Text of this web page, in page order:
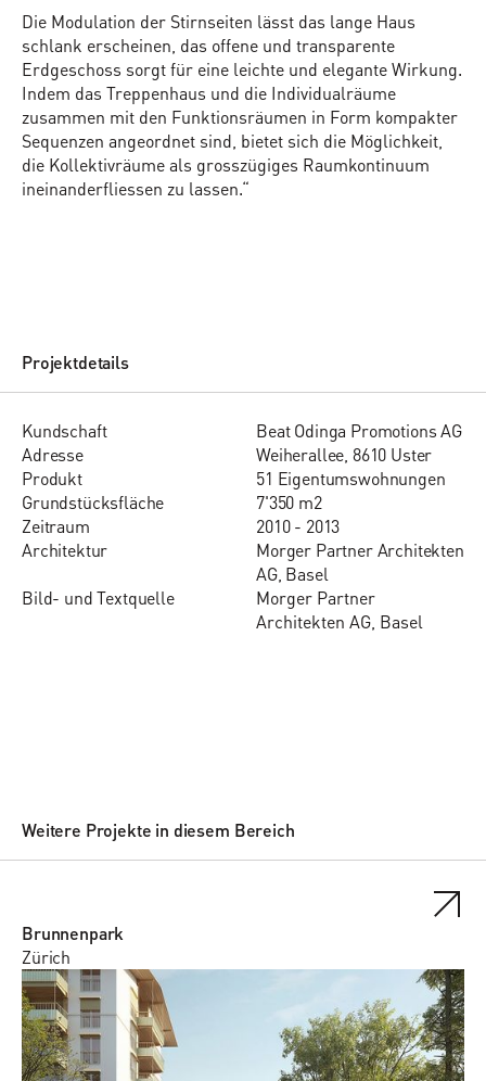
Die Modulation der Stirnseiten lässt das lange Haus
schlank erscheinen, das offene und transparente
Erdgeschoss sorgt für eine leichte und elegante Wirkung.
Indem das Treppenhaus und die Individualräume
zusammen mit den Funktionsräumen in Form kompakter
Sequenzen angeordnet sind, bietet sich die Möglichkeit,
die Kollektivräume als grosszügiges Raumkontinuum
ineinanderfliessen zu lassen.“
Projektdetails
Kund­schaft
Beat Odinga Promotions AG
Adres­se
Weiherallee, 8610 Uster
Pro­dukt
51 Eigentumswohnungen
Grund­stücks­flä­che
7'350 m2
Zeit­raum
2010 - 2013
Ar­chi­tektur
Morger Partner Architekten
AG, Basel
Bild- und Textquelle
Morger Partner
Architekten AG, Basel
Weitere Projekte in diesem Bereich
Brunnenpark
Zürich